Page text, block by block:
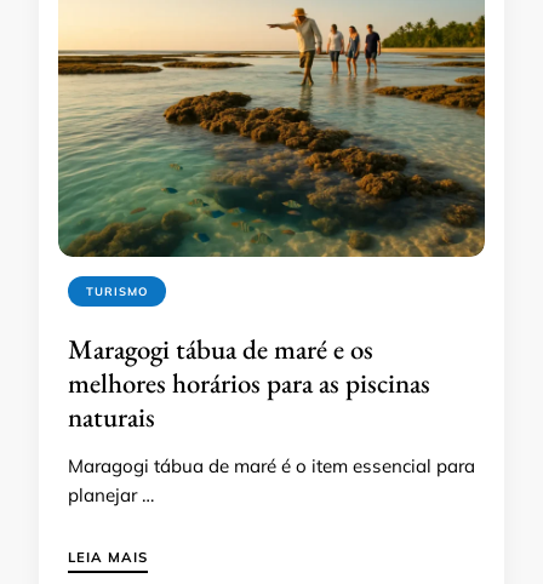
TURISMO
Maragogi tábua de maré e os
melhores horários para as piscinas
naturais
Maragogi tábua de maré é o item essencial para
planejar …
LEIA MAIS